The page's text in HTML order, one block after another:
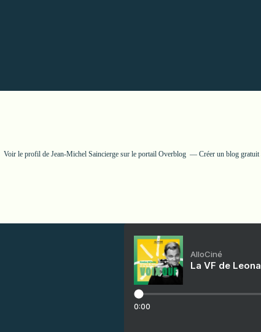
Voir le profil de Jean-Michel Sainciergesur le portail Overblog Créer un blog
AlloCiné
La VF de
0:00